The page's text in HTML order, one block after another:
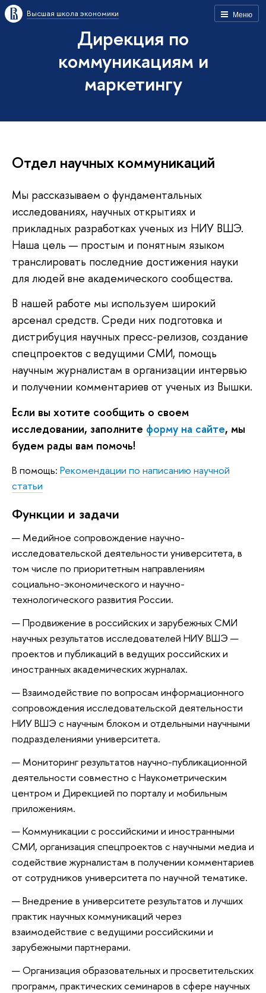
Меню
Высшая школа экономики
Дирекция по
коммуникациям и
маркетингу
Отдел научных коммуникаций
Мы рассказываем о фундаментальных
исследованиях, научных открытиях и
прикладных разработках ученых из НИУ ВШЭ.
Наша цель — простым и понятным языком
транслировать последние достижения науки
для людей вне академического сообщества.
В нашей работе мы используем широкий
арсенал средств. Среди них подготовка и
дистрибуция научных пресс-релизов, создание
спецпроектов с ведущими СМИ, помощь
научным журналистам в организации интервью
и получении комментариев от ученых из Вышки.
Если вы хотите сообщить о своем
исследовании, заполните форму на сайте, мы
будем рады вам помочь!
В помощь: Рекомендации по написанию научной
статьи
Функции и задачи
Медийное сопровождение научно-
исследовательской деятельности университета, в
том числе по приоритетным направлениям
социально-экономического и научно-
технологического развития России.
Продвижение в российских и зарубежных СМИ
научных результатов исследователей НИУ ВШЭ —
проектов и публикаций в ведущих российских и
иностранных академических журналах.
Взаимодействие по вопросам информационного
сопровождения исследовательской деятельности
НИУ ВШЭ с научным блоком и отдельными научными
подразделениями университета.
Мониторинг результатов научно-публикационной
деятельности совместно с Наукометрическим
центром и Дирекцией по порталу и мобильным
приложениям.
Коммуникации с российскими и иностранными
СМИ, организация спецпроектов с научными медиа и
содействие журналистам в получении комментариев
от сотрудников университета по научной тематике.
Внедрение в университете результатов и лучших
практик научных коммуникаций через
взаимодействие с ведущими российскими и
зарубежными партнерами.
Организация образовательных и просветительских
программ, практических семинаров в сфере научных